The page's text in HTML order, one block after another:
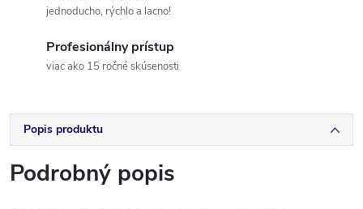
jednoducho, rýchlo a lacno!
Profesionálny prístup
viac ako 15 ročné skúsenosti
Popis produktu
Podrobný popis